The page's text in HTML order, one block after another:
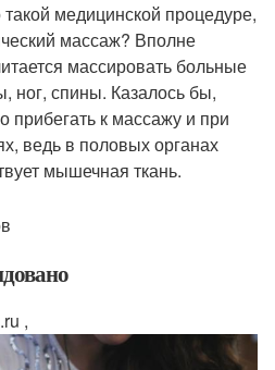
медицинской процедуре,
массаж? Вполне
массировать больные
ног, спины. Казалось бы,
прибегать к массажу и при
ведь в половых органах
мышечная ткань.
,